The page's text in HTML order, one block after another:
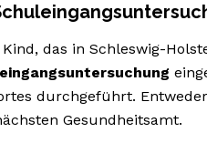
Kind, das in Schleswig-
durchgeführt.
Gesundheitsamt.